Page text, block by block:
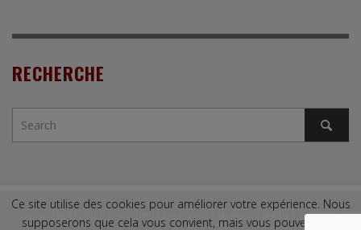
RECHERCHE
Copyright © 2009. Tous droits réservés. | Mentions légales |Contact
Ce site utilise des cookies pour améliorer votre expérience. Nous
supposerons que cela vous convient, mais vous pouvez vous